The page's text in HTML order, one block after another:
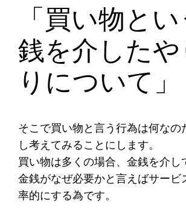
「買い物と
銭を介した
りについて」
そこで買い物と言う行為は何なの
し考えてみることにします。
買い物は多くの場合、金銭を介し
金銭がなぜ必要かと言えばサービ
率的にする為です。